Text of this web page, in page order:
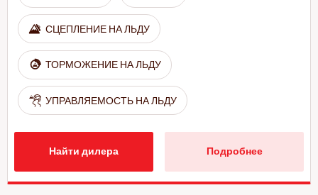
СЦЕПЛЕНИЕ НА ЛЬДУ
ТОРМОЖЕНИЕ НА ЛЬДУ
УПРАВЛЯЕМОСТЬ НА ЛЬДУ
Найти дилера Подробнее